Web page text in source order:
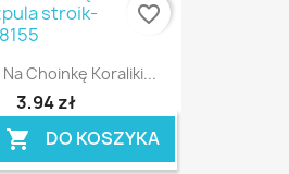
Choinkę Koraliki...
3,94 zł
 DO KOSZYKA
favorite_border